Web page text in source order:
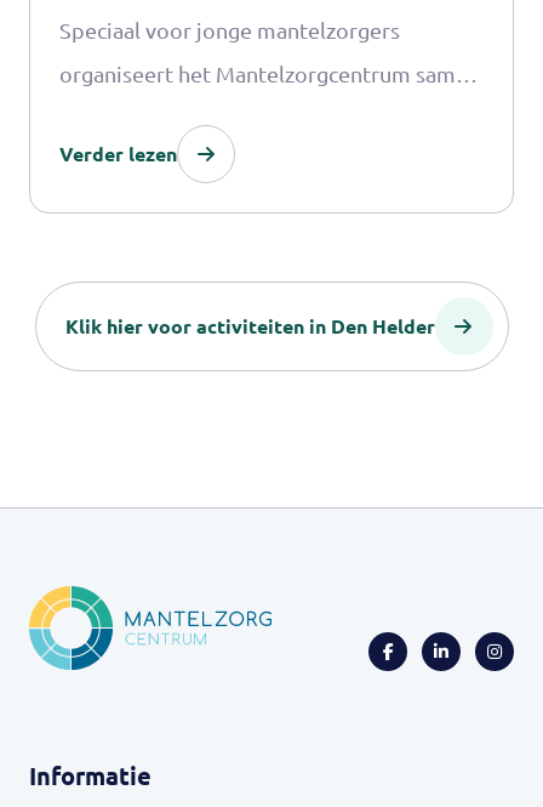
Speciaal voor jonge mantelzorgers
organiseert het Mantelzorgcentrum samen
workshop vol verwondering, plezier en
Verder lezen
Klik hier voor activiteiten in Den Helder
Informatie